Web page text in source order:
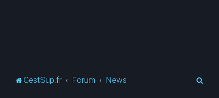
GestSup.fr Forum News